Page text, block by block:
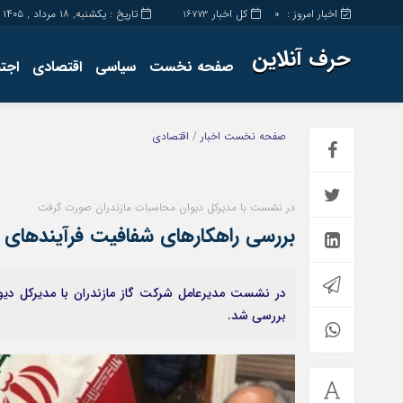
کل اخبار 16773 اخبار امروز : 0 تاریخ : یکشنبه, ۱۸ مرداد , ۱۴۰۵
حرف آنلاین صفحه نخست سیاسی اقتصادی
صفحه نخست اخبار / اقتصادی
در نشست با مدیرکل دیوان محاسبات مازندران صورت گرفت
بررسی راهکارهای شفافیت
در نشست مدیرعامل شرکت گاز مازندران با مدیرکل
بررسی شد.